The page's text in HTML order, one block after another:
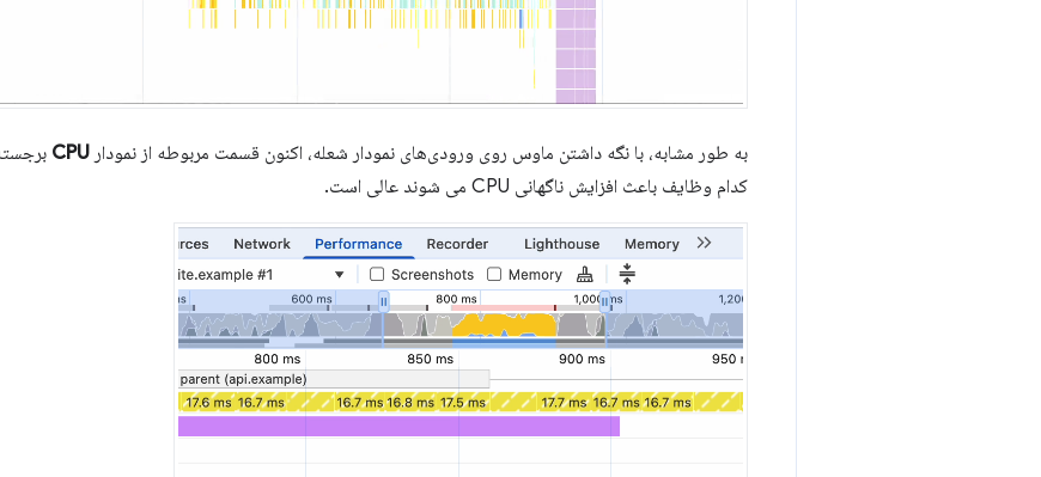
به طور مشابه، با نگه داشتن ماوس روی ورودی‌های نمودار شعله، اکنون قسمت مربوطه از نمودار CPU
کدام وظایف باعث افزایش ناگهانی CPU می شوند عالی است.